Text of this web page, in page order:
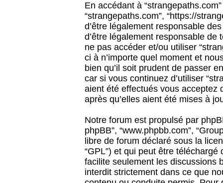
En accédant à
“strangepaths.com”, “https://
d’être légalement responsable
d’être légalement responsable
ne pas accéder et/ou utiliser
ci à n’importe quel moment et
bien qu’il soit prudent de passer
car si vous continuez d’utiliser
aient été effectués vous acceptez
après qu’elles aient été mises à
Notre forum est propulsé par
phpBB”, “www.phpbb.com”,
libre de forum déclaré sous la
“GPL”) et qui peut être téléchargé
facilite seulement les discussions
interdit strictement dans ce que